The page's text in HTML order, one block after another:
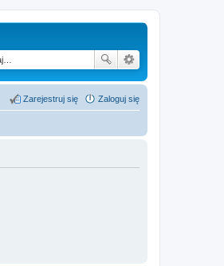
Zaloguj się
Zarejestruj się